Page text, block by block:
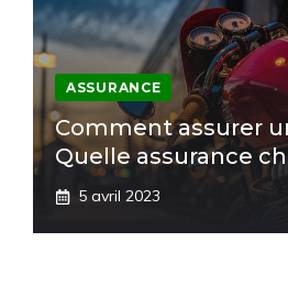
ASSURANCE
Comment assurer
Quelle assurance
5 avril 2023